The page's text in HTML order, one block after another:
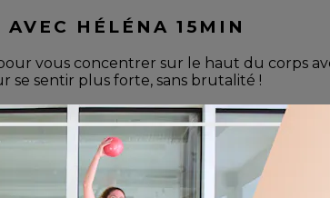
AVEC HÉLÉNA 15MIN
vous concentrer sur le haut du corps
se sentir plus forte, sans brutalité !